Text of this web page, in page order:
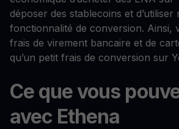
déposer des stablecoins et d’utiliser
fonctionnalité de conversion. Ainsi,
frais de virement bancaire et de
qu’un petit frais de conversion sur
Ce que vous
avec Ethena